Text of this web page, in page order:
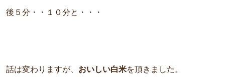
後５分・・１０分と・・・
話は変わりますが、 おいしい白米を頂きました。